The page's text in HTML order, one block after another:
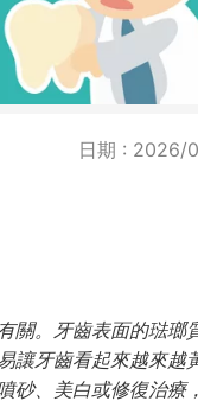
日期 : 2026/
關。牙齒表面的琺瑯
牙齒看起來越來越黃
砂、美白或修復治療